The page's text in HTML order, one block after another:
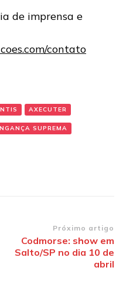
de imprensa e
contato
AXECUTER
SUPREMA
Próximo artigo
Codmorse: show em
Salto/SP no dia 10 de
abril